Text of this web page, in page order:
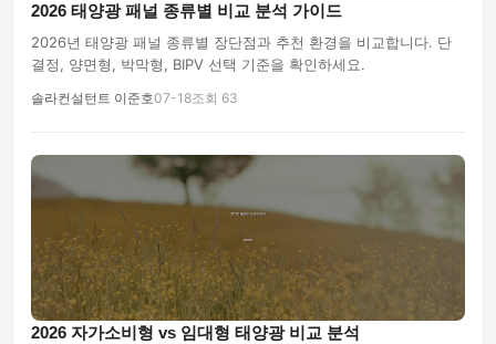
2026 태양광 패널 종류별 비교 분석 가이드
2026년 태양광 패널 종류별 장단점과 추천 환경을 비교합니다. 단
결정, 양면형, 박막형, BIPV 선택 기준을 확인하세요.
솔라컨설턴트 이준호07-18조회 63
2026 자가소비형 vs 임대형 태양광 비교 분석